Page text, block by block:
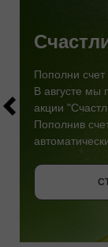
Пополни
В августе мы
акции
Пополнив